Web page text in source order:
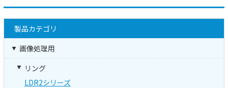
製品カテゴリ
画像処理用
リング
LDR2シリーズ